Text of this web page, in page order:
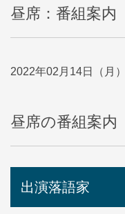
昼席：番組案内
2022年02月14日（月）
昼席の番組案内
出演落語家